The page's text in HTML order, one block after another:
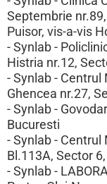
Septembrie
Puisor, vis-a-vis
- Synlab -
Histria nr.12,
- Synlab - Centrul
Ghencea nr.27,
- Synlab -
Bucuresti
- Synlab - Centrul
Bl.113A, Sector
- Synlab -